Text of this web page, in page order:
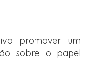
promover um
sobre o papel